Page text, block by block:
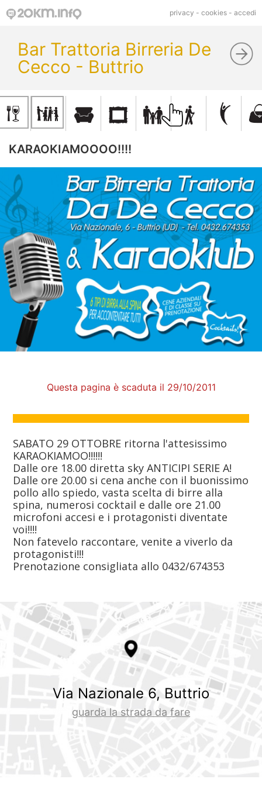
privacy - cookies - accedi
Bar Trattoria Birreria De
Cecco - Buttrio
KARAOKIAMOOOO!!!!
Questa pagina è scaduta il 29/10/2011
SABATO 29 OTTOBRE ritorna l'attesissimo
KARAOKIAMOO!!!!!!
Dalle ore 18.00 diretta sky ANTICIPI SERIE A!
Dalle ore 20.00 si cena anche con il buonissimo
pollo allo spiedo, vasta scelta di birre alla
spina, numerosi cocktail e dalle ore 21.00
microfoni accesi e i protagonisti diventate
voi!!!!
Non fatevelo raccontare, venite a viverlo da
protagonisti!!!
Prenotazione consigliata allo 0432/674353
Via Nazionale 6, Buttrio
guarda la strada da fare